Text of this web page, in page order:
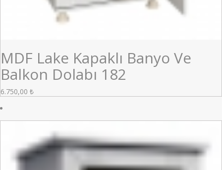
MDF Lake Kapaklı Banyo Ve
Balkon Dolabı 182
6.750,00 ₺